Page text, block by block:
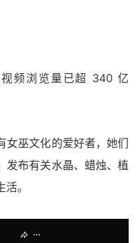
频浏览量已超 340 亿
女巫文化的爱好者，她们
发布有关水晶、蜡烛、植
。